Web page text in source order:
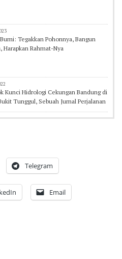
Tegakkan Pohonnya, Bangun
Harapkan Rahmat-Nya
Kunci Hidrologi Cekungan Bandung di
Tunggul, Sebuah Jurnal Perjalanan
Telegram
Email